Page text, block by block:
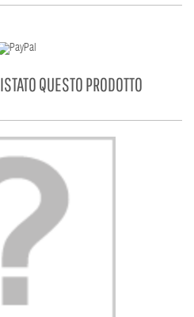
QUESTO PRODOTTO